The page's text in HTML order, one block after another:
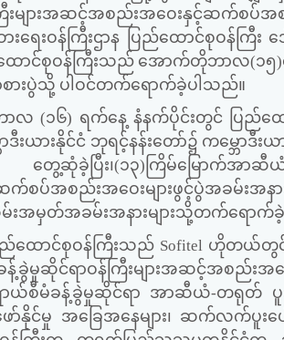
ြီးများအဆင့်အစည်းအဝေးနှင့်ဆက်
ားရေးဝန်ကြီးဌာန ပြည်ထောင်စုဝ
ာင်စုဝန်ကြီးသည် အောက်တိုဘာလ(၁၅)
ားပွဲသို့ ပါဝင်တက်ရောက်ခဲ့ပါသည်။
(၁၆) ရက်နေ့ နံနက်ပိုင်းတွင် ပြည်ထေ
ဒီးယားနိုင်ငံ ဘုရင့်နန်းတော်၌ ကမ္ဘောဒီးယ
ြီး၊(၁၃)ကြိမ်မြောက်အာဆီယံသဘ
စပ်အစည်းအဝေးများဖွင့်ပွဲအခမ်းအန
းအမှတ်အခမ်းအနားများသို့တက်ရောက်
ထောင်စုဝန်ကြီးသည် Sofitel ဟိုတယ်တွင်
ခန့်ခွဲမှုဆိုင်ရာဝန်ကြီးများအဆင့်အ
ယ်စီမံခန့်ခွဲမှုဆိုင်ရာ အာဆီယံ-တရုတ် ပူး
င်မှု အခြေအနေများ၊ ဆက်လက်ပူးပ